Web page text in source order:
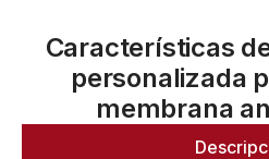
Características
personalizada
membrana